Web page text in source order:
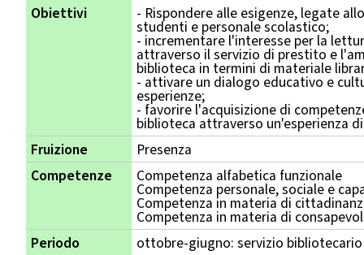
Obiettivi
- Rispondere alle esigenze, legate
studenti e personale scolastico;
- incrementare l'interesse per la
attraverso il servizio di prestito e
biblioteca in termini di materiale
- attivare un dialogo educativo e
esperienze;
- favorire l'acquisizione di
biblioteca attraverso un'esperienza di
Fruizione
Presenza
Competenze
Competenza alfabetica funzionale
Competenza personale, sociale e
Competenza in materia di
Competenza in materia di
Periodo
ottobre-giugno: servizio